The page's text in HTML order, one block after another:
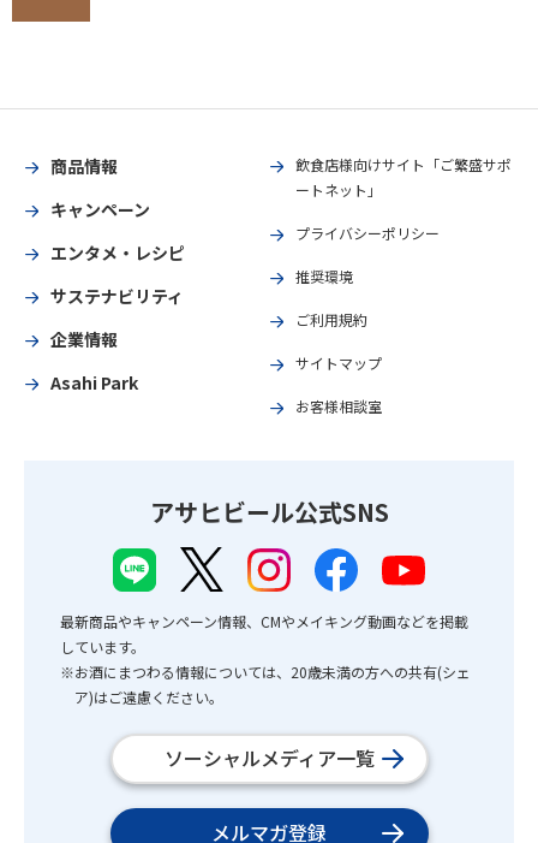
商品情報
キャンペーン
エンタメ・レシピ
サステナビリティ
企業情報
Asahi Park
飲食店様向けサイト「ご繁盛サポ
ートネット」
プライバシーポリシー
推奨環境
ご利用規約
サイトマップ
お客様相談室
アサヒビール公式SNS
最新商品やキャンペーン情報、CMやメイキング動画などを掲載
しています。
※お酒にまつわる情報については、20歳未満の方への共有(シェ
ア)はご遠慮ください。
ソーシャルメディア一覧
メルマガ登録